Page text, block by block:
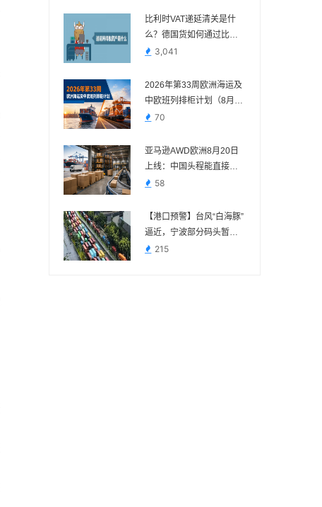
比利时VAT递延清关是什
么？德国货如何通过比利
时进口？
3,041
2026年第33周欧洲海运及
中欧班列排柜计划（8月10
日—8月16日）
70
亚马逊AWD欧洲8月20日
上线：中国头程能直接送
吗？
58
【港口预警】台风“白海豚”
逼近，宁波部分码头暂停
作业，近期出货请提前规
215